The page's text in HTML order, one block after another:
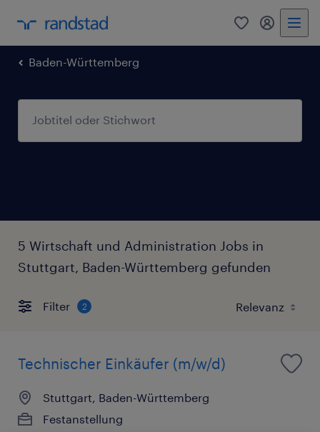
0 Mein
Baden-Württemberg
5 Wirtschaft und Administration Jobs in
Stuttgart, Baden-Württemberg gefunden
Filter 2
Technischer Einkäufer (m/w/d)
Stuttgart, Baden-Württemberg
Festanstellung